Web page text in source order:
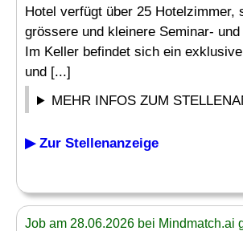
Hotel verfügt über 25 Hotelzimmer,
grössere und kleinere Seminar-
Im Keller befindet sich ein
und [...]
MEHR INFOS ZUM
▶ Zur Stellenanzeige
Job am 28.06.2026 bei Mindmatch.ai